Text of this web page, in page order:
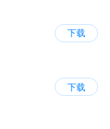
下载
下载